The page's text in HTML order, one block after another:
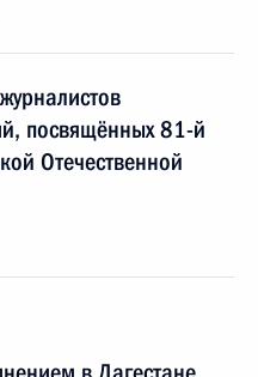
посвящённых 81-й
Отечественной